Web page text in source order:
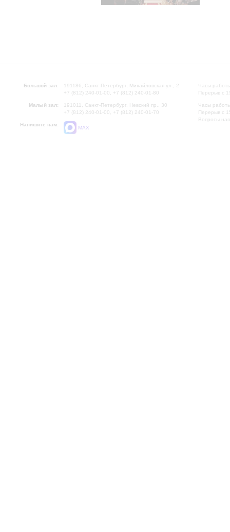
Большой зал:
191186, Санкт-Петербург, Михайловская ул., 2
+7 (812) 240-01-00, +7 (812) 240-01-80
Малый зал:
191011, Санкт-Петербург, Невский пр., 30
+7 (812) 240-01-00, +7 (812) 240-01-70
Напишите нам:
MAX
Часы
Перерыв с
Часы
Перерыв с
Вопросы